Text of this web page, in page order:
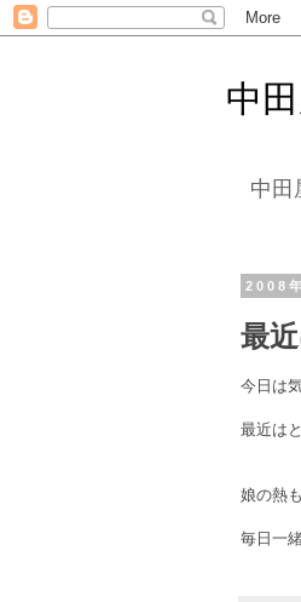
中
中田
2008
最
今日は
最近は
娘の熱
毎日一